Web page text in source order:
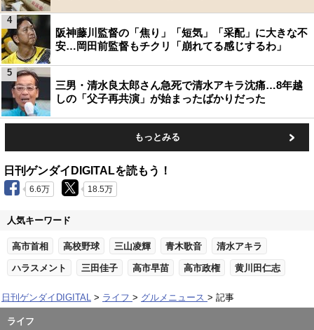
阪神藤川監督の「焦り」「短気」「采配」に大きな不
安…岡田前監督もチクリ「崩れてる感じするわ」
4
三男・清水良太郎さん急死で清水アキラ沈痛…8年越
しの「父子再共演」が始まったばかりだった
5
もっとみる
日刊ゲンダイDIGITALを読もう！
6.6万 18.5万
人気キーワード
高市首相 高校野球 三山凌輝 青木歌音 清水アキラ
ハラスメント 三田佳子 高市早苗 高市政権 黄川田仁志
日刊ゲンダイDIGITAL ライフ グルメニュース 記事
ライフ